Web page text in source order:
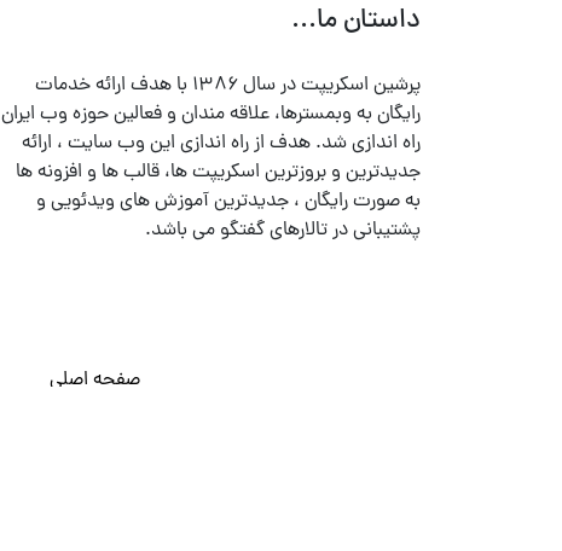
داستان ما...
پرشین اسکریپت در سال ۱۳۸۶ با هدف ارائه خدمات
رایگان به وبمسترها، علاقه مندان و فعالین حوزه وب ایران
راه اندازی شد. هدف از راه اندازی این وب سایت ، ارائه
جدیدترین و بروزترین اسکریپت ها، قالب ها و افزونه ها
به صورت رایگان ، جدیدترین آموزش های ویدئویی و
پشتیبانی در تالارهای گفتگو می باشد.
صفحه اصلی